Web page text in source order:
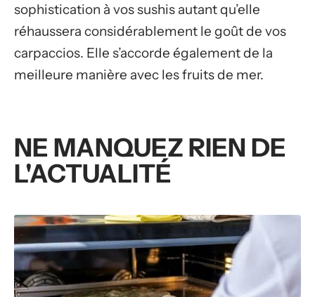
sophistication à vos sushis autant qu’elle
réhaussera considérablement le goût de vos
carpaccios. Elle s’accorde également de la
meilleure manière avec les fruits de mer.
NE MANQUEZ RIEN DE
L'ACTUALITÉ